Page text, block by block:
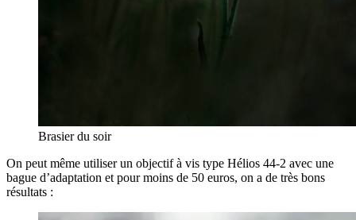
Brasier du soir
On peut même utiliser un objectif à vis type Hélios 44-2 avec une
bague d’adaptation et pour moins de 50 euros, on a de très bons
résultats :